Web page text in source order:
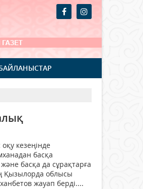
кезеңінде
басқа
басқа да сұрақтарға
Қызылорда облысы
жауап берді....